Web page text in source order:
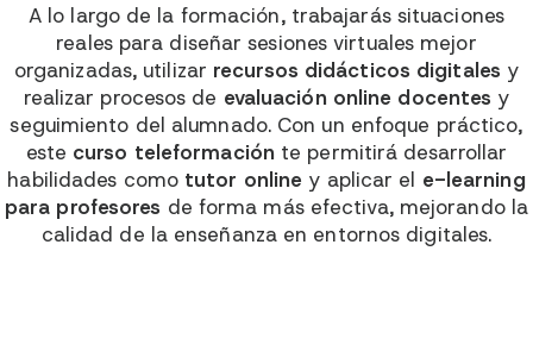
A lo largo de la formación, trabajarás situaciones
reales para diseñar sesiones virtuales mejor
organizadas, utilizar recursos didácticos digitales y
realizar procesos de evaluación online docentes y
seguimiento del alumnado. Con un enfoque práctico,
este curso teleformación te permitirá desarrollar
habilidades como tutor online y aplicar el e-learning
para profesores de forma más efectiva, mejorando la
calidad de la enseñanza en entornos digitales.